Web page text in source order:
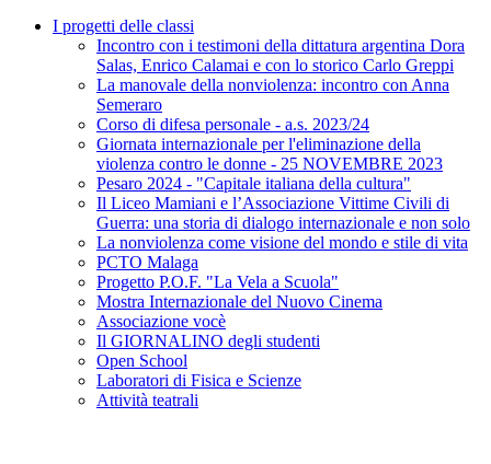
I progetti delle classi
Incontro con i testimoni della dittatura argentina Dora
Salas, Enrico Calamai e con lo storico Carlo Greppi
La manovale della nonviolenza: incontro con Anna
Semeraro
Corso di difesa personale - a.s. 2023/24
Giornata internazionale per l'eliminazione della
violenza contro le donne - 25 NOVEMBRE 2023
Pesaro 2024 - "Capitale italiana della cultura"
Il Liceo Mamiani e l’Associazione Vittime Civili di
Guerra: una storia di dialogo internazionale e non solo
La nonviolenza come visione del mondo e stile di vita
PCTO Malaga
Progetto P.O.F. "La Vela a Scuola"
Mostra Internazionale del Nuovo Cinema
Associazione vocè
Il GIORNALINO degli studenti
Open School
Laboratori di Fisica e Scienze
Attività teatrali